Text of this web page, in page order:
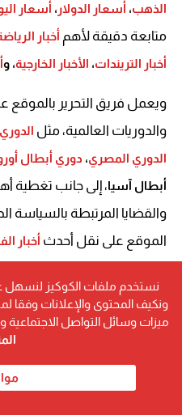
الذهب، أسعار الدولار ، أسعار
متابعة دقيقة لأهم أخبار
أخبار التريندات، الأخبار الخارجية، و
ويعمل فريق التحرير بالموقع
والدوريات العالمية، مثل
الدوري المصري، دوري أبطال
أبطال آسيا، إلى جانب تغطية
والقضايا المرتبطة بالسياسة
الموقع على نقل أحدث أخبار
نستخدم ملفات الكوكيز لنسهل
ونكيف المحتوى والإعلانات وفقا
ميزات وسائل التواصل الاجتماعية